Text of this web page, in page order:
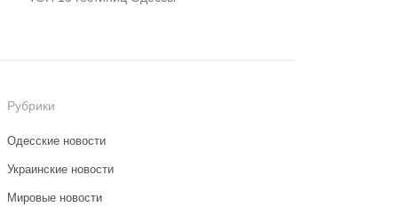
Рубрики
Одесские новости
Украинские новости
Мировые новости